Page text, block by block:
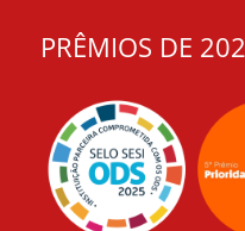
PRÊMIOS DE